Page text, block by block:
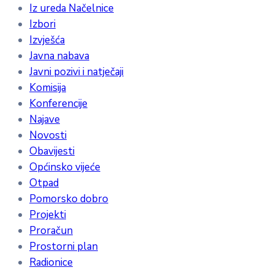
Iz ureda Načelnice
Izbori
Izvješća
Javna nabava
Javni pozivi i natječaji
Komisija
Konferencije
Najave
Novosti
Obavijesti
Općinsko vijeće
Otpad
Pomorsko dobro
Projekti
Proračun
Prostorni plan
Radionice